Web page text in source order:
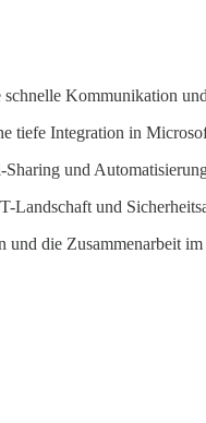
Kommunikation
tiefe Integration in
und
Landschaft und
die Zusammenarbeit